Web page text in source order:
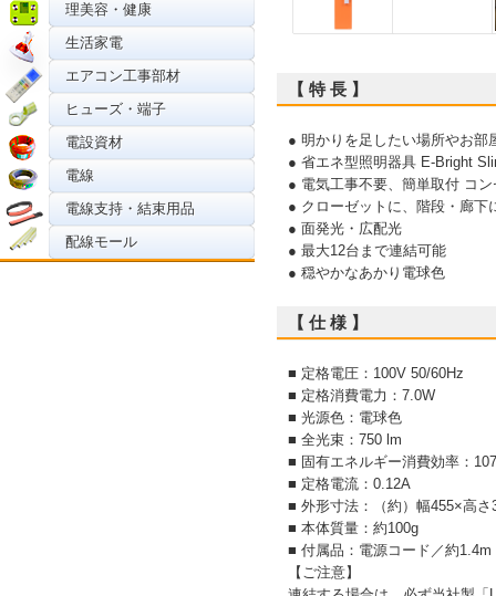
理美容・健康
生活家電
エアコン工事部材
ヒューズ・端子
電設資材
電線
電線支持・結束用品
配線モール
【 特 長 】
● 明かりを足したい場所やお部
● 省エネ型照明器具 E-Bright
● 電気工事不要、簡単取付 コ
● クローゼットに、階段・廊下
● 面発光・広配光
● 最大12台まで連結可能
● 穏やかなあかり電球色
【 仕 様 】
■ 定格電圧：100V 50/60Hz
■ 定格消費電力：7.0W
■ 光源色：電球色
■ 全光束：750 lm
■ 固有エネルギー消費効率：
■ 定格電流：0.12A
■ 外形寸法：（約）幅455×高
■ 本体質量：約100g
■ 付属品：電源コード／約
【ご注意】